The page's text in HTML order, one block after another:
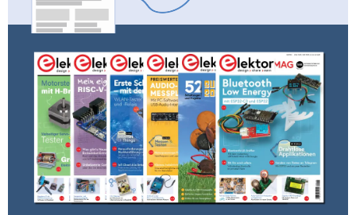
(p.94), lesautomates finis en assembleur et en C
KiCADp.66.
Grands travaux
Et enfin
les sept
projets de
numéro,